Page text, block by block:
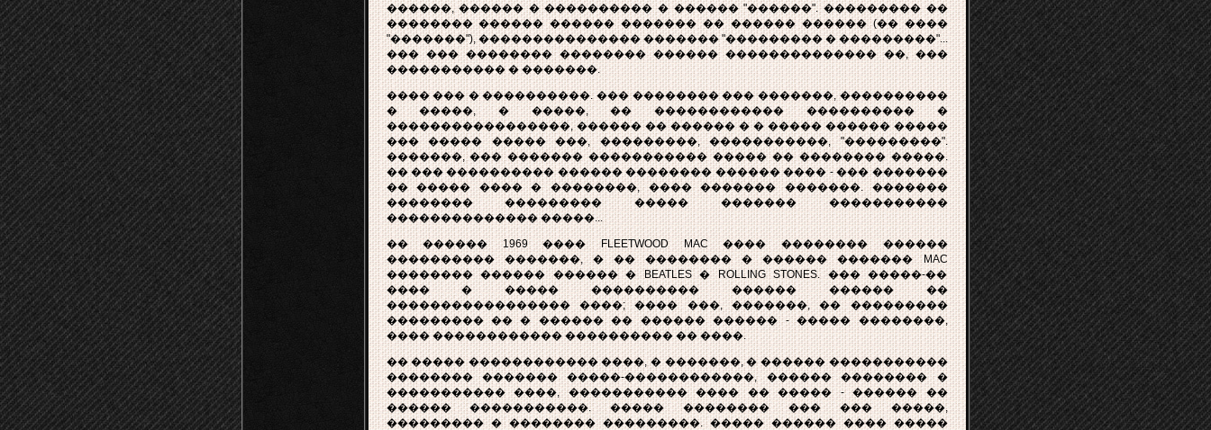
������, ������ � ���������� � ������ "������". ��������� ��
�������� ������ ������ ������� �� ������ ������ (�� ����
"�������"), ��������������� ������� "��������� � ���������"...
��� ��� �������� �������� ������ �������������� ��, ���
����������� � �������.
���� ��� � ����������. ��� �������� ��� �������, ����������
� �����, � �����, �� ������������ ���������� �
�����������������, ������ �� ������ � � ����� ������ �����
��� ����� ����� ���, ���������, �����������, "���������".
�������, ��� ������� ����������� ����� �� �������� �����.
�� ��� ���������� ������ �������� ������ ���� - ��� �������
�� ����� ���� � ��������, ���� ������� �������. �������
�������� ��������� ����� ������� �����������
�������������� �����...
�� ������ 1969 ���� FLEETWOOD MAC ���� �������� ������
���������� �������, � �� �������� � ������ ������� MAC
�������� ������ ������ � BEATLES � ROLLING STONES. ��� �����-��
���� � ����� ���������� ������ ������ ��
����������������� ����; ���� ���, �������, �� ���������
��������� �� � ������ �� ������ ������ - ����� ��������,
���� ������������ ���������� �� ����.
�� ����� ������������ ����, � �������, � ������ �����������
�������� ������� �����-������������, ������ �������� �
����������� ����, ����������� ���� �� ����� - ������ ��
������ �����������. ����� �������� ��� ��� �����,
��������� � �������� ���������. ����� ������ ���� �����